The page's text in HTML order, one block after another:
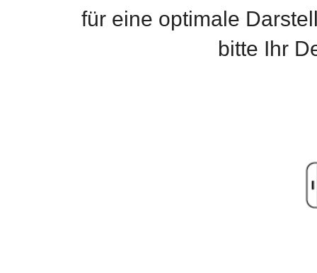
für eine optimale
bitte Ihr